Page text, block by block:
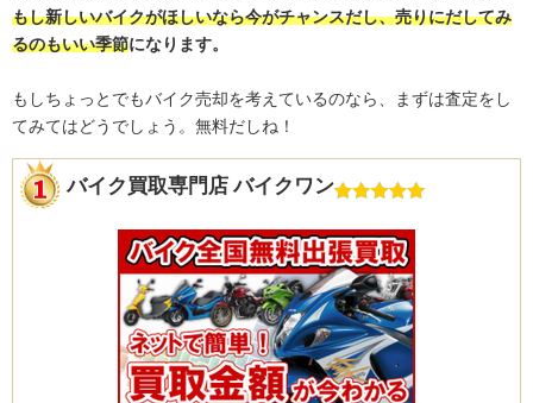
もし新しいバイクがほしいなら今がチャンスだし、売りにだしてみ
るのもいい季節になります。
もしちょっとでもバイク売却を考えているのなら、まずは査定をし
てみてはどうでしょう。無料だしね！
バイク買取専門店 バイクワン